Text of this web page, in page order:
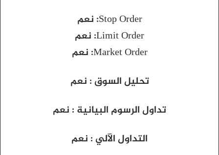
Stop Order: نعم
Limit Order: نعم
Market Order: نعم
تحليل السوق : نعم
تداول الرسوم البيانية : نعم
التداول الآلي : نعم